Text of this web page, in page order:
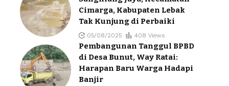
Cimarga, Kabupaten Lebak
Tak Kunjung di Perbaiki
05/08/2025 408 Views
Pembangunan Tanggul BPBD
di Desa Bunut, Way Ratai:
Harapan Baru Warga Hadapi
Banjir